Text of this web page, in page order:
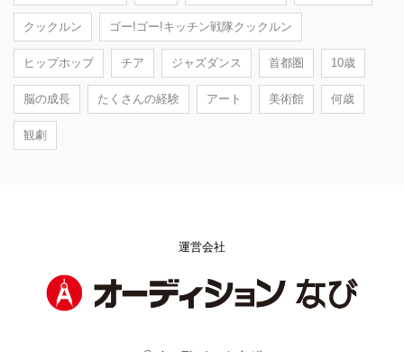
クックルン ゴー!ゴー!キッチン戦隊クックルン
ヒップホップ チア ジャズダンス 首都圏 10歳
脳の成長 たくさんの経験 アート 美術館 何歳
観劇
運営会社